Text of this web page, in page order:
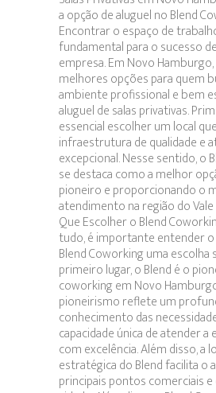
Privativas
a opção de aluguel no Blend
Encontrar o espaço de
fundamental para o sucesso
empresa. Em Novo
melhores opções para quem
ambiente profissional e bem
aluguel de salas privativas.
essencial escolher um local
infraestrutura de qualidade e
excepcional. Nesse sentido, o
se destaca como a melhor
pioneiro e proporcionando o
atendimento na região do
Que Escolher o Blend
tudo, é importante entender
Blend Coworking uma escolha
primeiro lugar, o Blend é o
coworking em Novo
pioneirismo reflete um
conhecimento das
capacidade única de atender a
com excelência. Além disso, a
estratégica do Blend facilita o
principais pontos comerciais